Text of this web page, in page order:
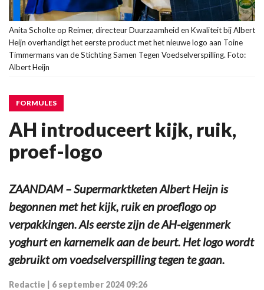
Anita Scholte op Reimer, directeur Duurzaamheid en Kwaliteit bij Albert
Heijn overhandigt het eerste product met het nieuwe logo aan Toine
Timmermans van de Stichting Samen Tegen Voedselverspilling. Foto:
Albert Heijn
FORMULES
AH introduceert kijk, ruik,
proef-logo
ZAANDAM – Supermarktketen Albert Heijn is
begonnen met het kijk, ruik en proeflogo op
verpakkingen. Als eerste zijn de AH-eigenmerk
yoghurt en karnemelk aan de beurt. Het logo wordt
gebruikt om voedselverspilling tegen te gaan.
Redactie 6 september 2024 09:26